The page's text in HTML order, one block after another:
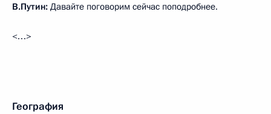
В.Путин: Давайте поговорим сейчас поподробнее.
<…>
География